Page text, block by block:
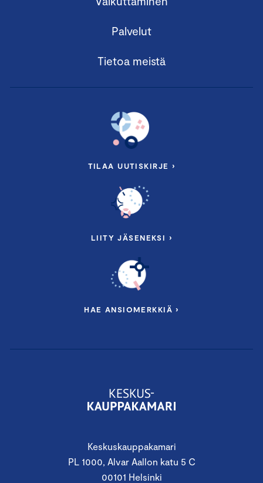
Keskuskauppakamari
PL 1000, Alvar Aallon katu 5 C
00101 Helsinki
Palvelut
Tietoa meistä
TILAA UUTISKIRJE ›
LIITY JÄSENEKSI ›
HAE ANSIOMERKKIÄ ›